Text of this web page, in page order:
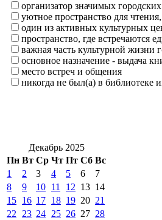
организатор значимых
уютное пространство для
один из активных культурных
пространство, где встречаются
важная часть культурной
основное назначение - выдача
место встреч и общения
никогда не был(а) в библиотеке
Декабрь 2025
Пн Вт Ср Чт Пт Сб Вс
1
2 3 4 5 6
7
8
9 10 11 12 13 14
15 16 17 18 19 20 21
22
23 24 25 26 27 28